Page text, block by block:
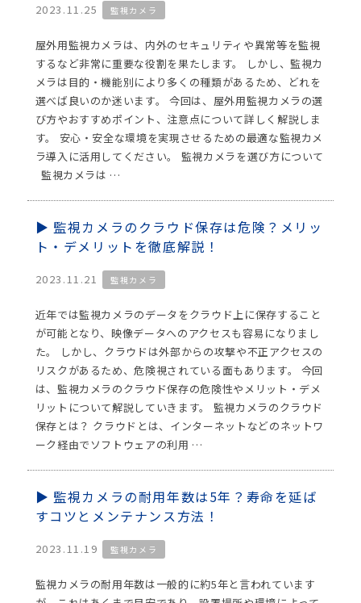
2023.11.25 監視カメラ
屋外用監視カメラは、内外のセキュリティや異常等を監視
するなど非常に重要な役割を果たします。 しかし、監視カ
メラは目的・機能別により多くの種類があるため、どれを
選べば良いのか迷います。 今回は、屋外用監視カメラの選
び方やおすすめポイント、注意点について詳しく解説しま
す。 安心・安全な環境を実現させるための最適な監視カメ
ラ導入に活用してください。 監視カメラを選び方について
監視カメラは …
監視カメラのクラウド保存は危険？メリッ
ト・デメリットを徹底解説！
2023.11.21 監視カメラ
近年では監視カメラのデータをクラウド上に保存すること
が可能となり、映像データへのアクセスも容易になりまし
た。 しかし、クラウドは外部からの攻撃や不正アクセスの
リスクがあるため、危険視されている面もあります。 今回
は、監視カメラのクラウド保存の危険性やメリット・デメ
リットについて解説していきます。 監視カメラのクラウド
保存とは？ クラウドとは、インターネットなどのネットワ
ーク経由でソフトウェアの利用 …
監視カメラの耐用年数は5年？寿命を延ば
すコツとメンテナンス方法！
2023.11.19 監視カメラ
監視カメラの耐用年数は一般的に約5年と言われています